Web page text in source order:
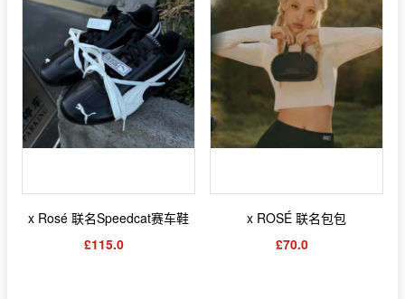
x Rosé 联名Speedcat赛车鞋
£115.0
x ROSÉ 联名包包
£70.0